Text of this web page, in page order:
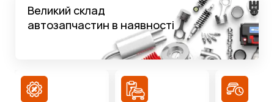
Великий склад
автозапчастин в наявності